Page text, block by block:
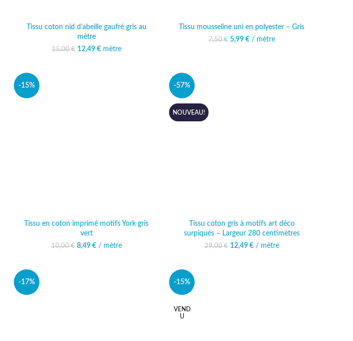
Tissu coton nid d’abeille gaufré gris au
mètre
15,00€
Le prix initial était :
12,49 € Le prix actuel est :
mètre
Tissu mousseline uni en polyester – Gris
7,50€ Le prix initial était : 7,50 €.
5,99 € Le prix actuel est :
/ mètre
-15%
Tissu en coton imprimé motifs York gris
vert
10,00€
Le prix initial était :
8,49 € Le prix actuel est :
/ mètre
-57%
NOUVEAU!
Tissu coton gris à motifs art déco
surpiqués – Largeur 280 centimètres
29,00€
Le prix initial était :
12,49 € Le prix actuel est :
/ mètre
-17% -15%
VEND
U